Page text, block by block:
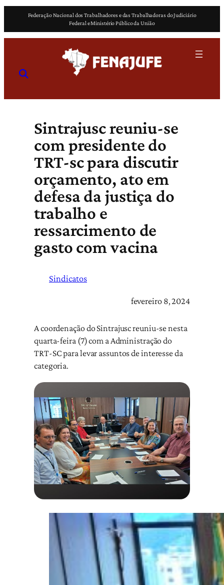
o
Federação Nacional dos Trabalhadores e das Trabalhadoras do Judiciário
Federal e Ministério Público da União
Sintrajusc reuniu-se
com presidente do
TRT-sc para discutir
orçamento, ato em
defesa da justiça do
trabalho e
ressarcimento de
gasto com vacina
Sindicatos
fevereiro 8, 2024
A coordenação do Sintrajusc reuniu-se nesta
quarta-feira (7) com a Administração do
TRT-SC para levar assuntos de interesse da
categoria.